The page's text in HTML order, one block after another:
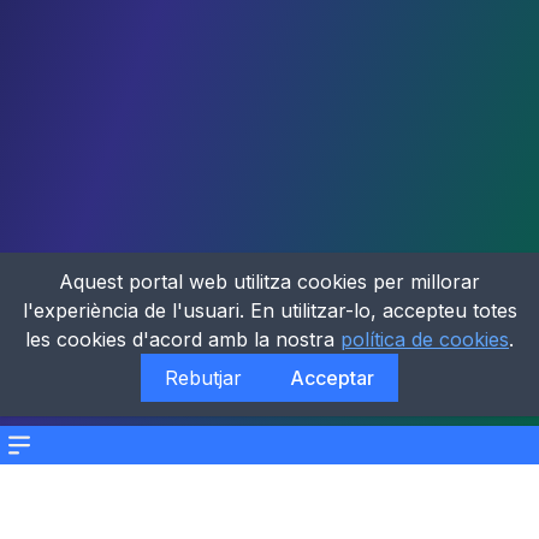
Menu
Aquest portal web utilitza cookies per millorar
l'experiència de l'usuari. En utilitzar-lo, accepteu totes
les cookies d'acord amb la nostra política de cookies.
Rebutjar
Acceptar